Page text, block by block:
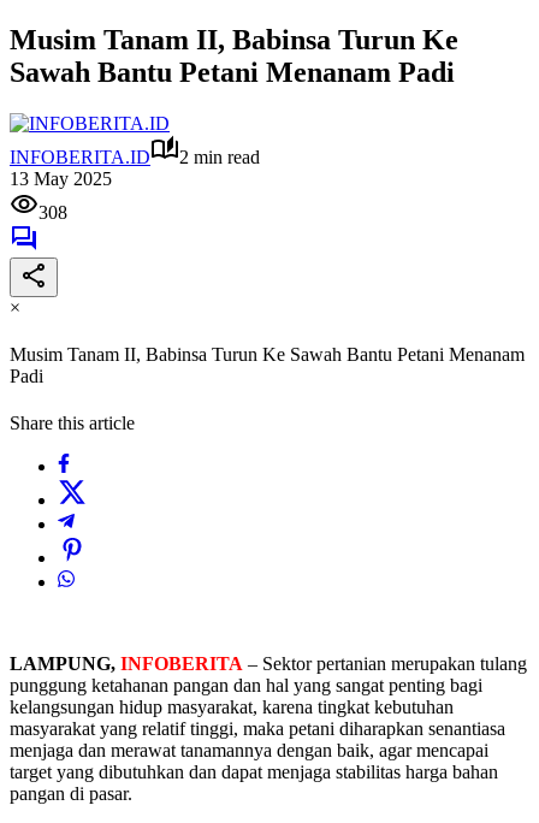
Musim Tanam II, Babinsa Turun Ke
Sawah Bantu Petani Menanam Padi
INFOBERITA.ID
2 min read
13 May 2025
308
×
Musim Tanam II, Babinsa Turun Ke Sawah Bantu Petani Menanam
Padi
Share this article
LAMPUNG, INFOBERITA – Sektor pertanian merupakan tulang
punggung ketahanan pangan dan hal yang sangat penting bagi
kelangsungan hidup masyarakat, karena tingkat kebutuhan
masyarakat yang relatif tinggi, maka petani diharapkan senantiasa
menjaga dan merawat tanamannya dengan baik, agar mencapai
target yang dibutuhkan dan dapat menjaga stabilitas harga bahan
pangan di pasar.